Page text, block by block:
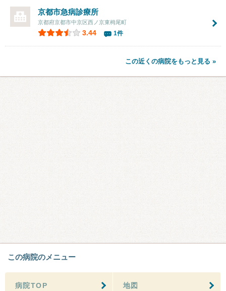
京都市急病診療所
京都府京都市中京区西ノ京東栂尾町
3.44 1件
この近くの病院をもっと見る »
この病院のメニュー
病院TOP 地図